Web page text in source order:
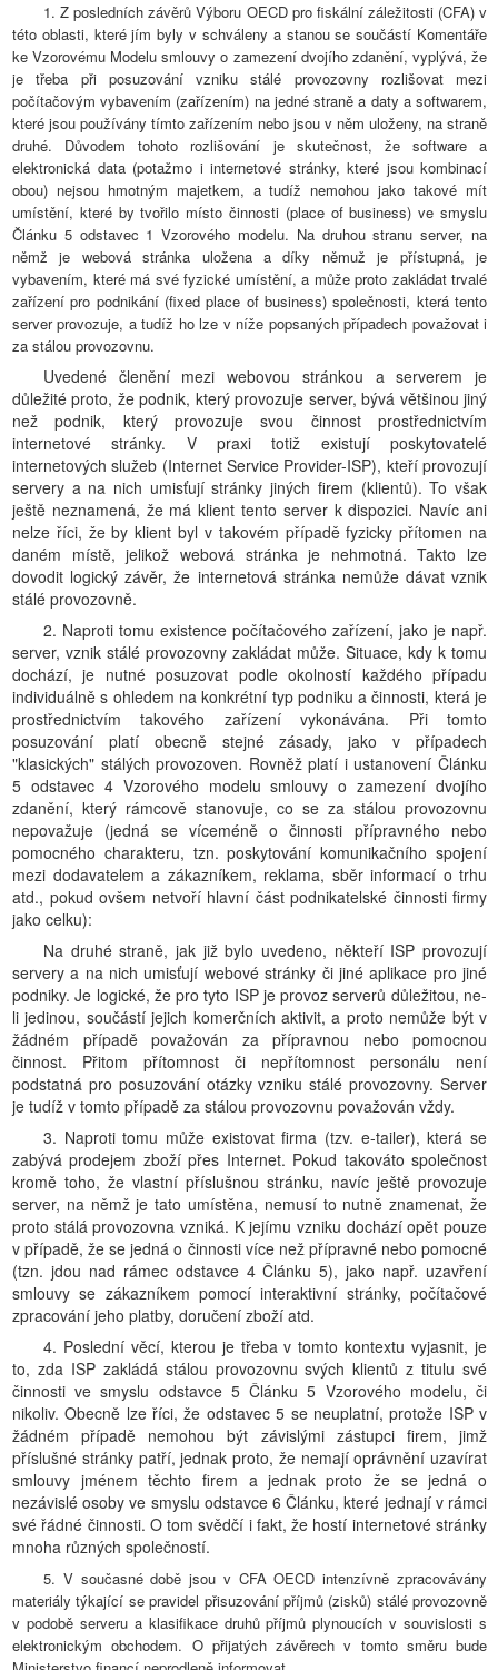
1. Z posledních závěrů Výboru OECD pro fiskální záležitosti (CFA) v
této oblasti, které jím byly v schváleny a stanou se součástí Komentáře
ke Vzorovému Modelu smlouvy o zamezení dvojího zdanění, vyplývá, že
je třeba při posuzování vzniku stálé provozovny rozlišovat mezi
počítačovým vybavením (zařízením) na jedné straně a daty a softwarem,
které jsou používány tímto zařízením nebo jsou v něm uloženy, na straně
druhé. Důvodem tohoto rozlišování je skutečnost, že software a
elektronická data (potažmo i internetové stránky, které jsou kombinací
obou) nejsou hmotným majetkem, a tudíž nemohou jako takové mít
umístění, které by tvořilo místo činnosti (place of business) ve smyslu
Článku 5 odstavec 1 Vzorového modelu. Na druhou stranu server, na
němž je webová stránka uložena a díky němuž je přístupná, je
vybavením, které má své fyzické umístění, a může proto zakládat trvalé
zařízení pro podnikání (fixed place of business) společnosti, která tento
server provozuje, a tudíž ho lze v níže popsaných případech považovat i
za stálou provozovnu.
Uvedené členění mezi webovou stránkou a serverem je
důležité proto, že podnik, který provozuje server, bývá většinou jiný
než podnik, který provozuje svou činnost prostřednictvím
internetové stránky. V praxi totiž existují poskytovatelé
internetových služeb (Internet Service Provider-ISP), kteří provozují
servery a na nich umisťují stránky jiných firem (klientů). To však
ještě neznamená, že má klient tento server k dispozici. Navíc ani
nelze říci, že by klient byl v takovém případě fyzicky přítomen na
daném místě, jelikož webová stránka je nehmotná. Takto lze
dovodit logický závěr, že internetová stránka nemůže dávat vznik
stálé provozovně.
2. Naproti tomu existence počítačového zařízení, jako je např.
server, vznik stálé provozovny zakládat může. Situace, kdy k tomu
dochází, je nutné posuzovat podle okolností každého případu
individuálně s ohledem na konkrétní typ podniku a činnosti, která je
prostřednictvím takového zařízení vykonávána. Při tomto
posuzování platí obecně stejné zásady, jako v případech
"klasických" stálých provozoven. Rovněž platí i ustanovení Článku
5 odstavec 4 Vzorového modelu smlouvy o zamezení dvojího
zdanění, který rámcově stanovuje, co se za stálou provozovnu
nepovažuje (jedná se víceméně o činnosti přípravného nebo
pomocného charakteru, tzn. poskytování komunikačního spojení
mezi dodavatelem a zákazníkem, reklama, sběr informací o trhu
atd., pokud ovšem netvoří hlavní část podnikatelské činnosti firmy
jako celku):
Na druhé straně, jak již bylo uvedeno, někteří ISP provozují
servery a na nich umisťují webové stránky či jiné aplikace pro jiné
podniky. Je logické, že pro tyto ISP je provoz serverů důležitou, ne-
li jedinou, součástí jejich komerčních aktivit, a proto nemůže být v
žádném případě považován za přípravnou nebo pomocnou
činnost. Přitom přítomnost či nepřítomnost personálu není
podstatná pro posuzování otázky vzniku stálé provozovny. Server
je tudíž v tomto případě za stálou provozovnu považován vždy.
3. Naproti tomu může existovat firma (tzv. e-tailer), která se
zabývá prodejem zboží přes Internet. Pokud takováto společnost
kromě toho, že vlastní příslušnou stránku, navíc ještě provozuje
server, na němž je tato umístěna, nemusí to nutně znamenat, že
proto stálá provozovna vzniká. K jejímu vzniku dochází opět pouze
v případě, že se jedná o činnosti více než přípravné nebo pomocné
(tzn. jdou nad rámec odstavce 4 Článku 5), jako např. uzavření
smlouvy se zákazníkem pomocí interaktivní stránky, počítačové
zpracování jeho platby, doručení zboží atd.
4. Poslední věcí, kterou je třeba v tomto kontextu vyjasnit, je
to, zda ISP zakládá stálou provozovnu svých klientů z titulu své
činnosti ve smyslu odstavce 5 Článku 5 Vzorového modelu, či
nikoliv. Obecně lze říci, že odstavec 5 se neuplatní, protože ISP v
žádném případě nemohou být závislými zástupci firem, jimž
příslušné stránky patří, jednak proto, že nemají oprávnění uzavírat
smlouvy jménem těchto firem a jednak proto že se jedná o
nezávislé osoby ve smyslu odstavce 6 Článku, které jednají v rámci
své řádné činnosti. O tom svědčí i fakt, že hostí internetové stránky
mnoha různých společností.
5. V současné době jsou v CFA OECD intenzívně zpracovávány
materiály týkající se pravidel přisuzování příjmů (zisků) stálé provozovně
v podobě serveru a klasifikace druhů příjmů plynoucích v souvislosti s
elektronickým obchodem. O přijatých závěrech v tomto směru bude